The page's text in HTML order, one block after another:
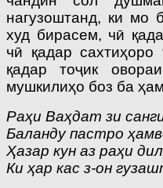
нагузоштанд, ки мо
худ бирасем, чӣ
чӣ қадар
қадар тоҷик
мушкилиҳо боз ба
Раҳи Ваҳдат зи
Баланду пастро
Ҳазар кун аз раҳи
Ки ҳар кас з-он